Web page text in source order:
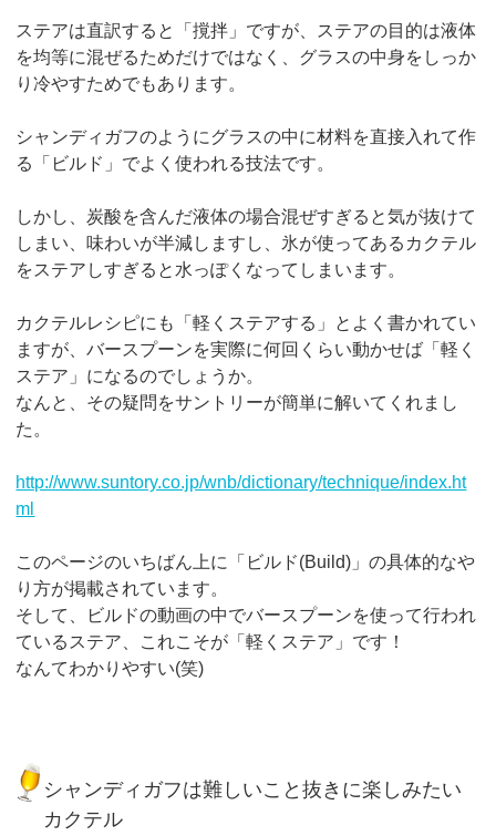
ステアは直訳すると「撹拌」ですが、ステアの目的は液体
を均等に混ぜるためだけではなく、グラスの中身をしっか
り冷やすためでもあります。
シャンディガフのようにグラスの中に材料を直接入れて作
る「ビルド」でよく使われる技法です。
しかし、炭酸を含んだ液体の場合混ぜすぎると気が抜けて
しまい、味わいが半減しますし、氷が使ってあるカクテル
をステアしすぎると水っぽくなってしまいます。
カクテルレシピにも「軽くステアする」とよく書かれてい
ますが、バースプーンを実際に何回くらい動かせば「軽く
ステア」になるのでしょうか。
なんと、その疑問をサントリーが簡単に解いてくれまし
た。
http://www.suntory.co.jp/wnb/dictionary/technique/index.ht
ml
このページのいちばん上に「ビルド(Build)」の具体的なや
り方が掲載されています。
そして、ビルドの動画の中でバースプーンを使って行われ
ているステア、これこそが「軽くステア」です！
なんてわかりやすい(笑)
シャンディガフは難しいこと抜きに楽しみたい
カクテル